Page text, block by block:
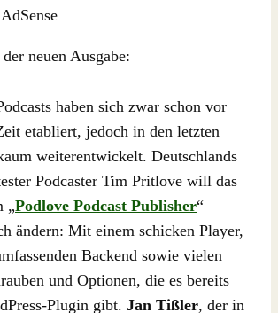
neuen Ausgabe:
haben sich zwar schon vor
etabliert, jedoch in den letzten
weiterentwickelt. Deutschlands
Podcaster Tim Pritlove will das
„Podlove Podcast Publisher“
ändern: Mit einem schicken Player,
Backend sowie vielen
und Optionen, die es bereits
Plugin gibt. Jan Tißler, der in